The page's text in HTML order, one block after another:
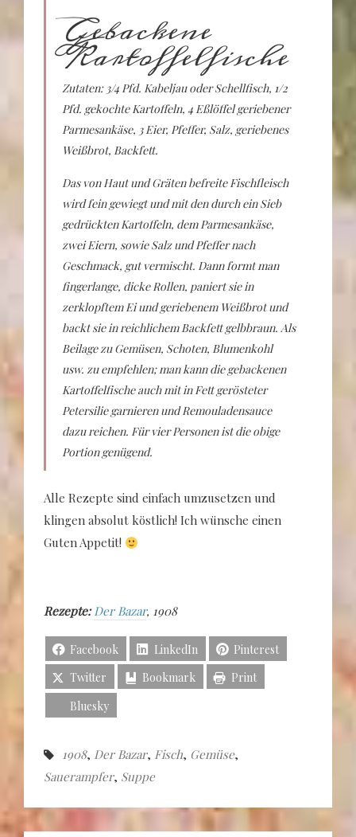
Gebackene
Kartoffelfische
Zutaten: 3/4 Pfd. Kabeljau oder Schellfisch, 1/2
Pfd. gekochte Kartoffeln, 4 Eßlöffel geriebener
Parmesankäse, 3 Eier, Pfeffer, Salz, geriebenes
Weißbrot, Backfett.
Das von Haut und Gräten befreite Fischfleisch
wird fein gewiegt und mit den durch ein Sieb
gedrückten Kartoffeln, dem Parmesankäse,
zwei Eiern, sowie Salz und Pfeffer nach
Geschmack, gut vermischt. Dann formt man
fingerlange, dicke Rollen, paniert sie in
zerklopftem Ei und geriebenem Weißbrot und
backt sie in reichlichem Backfett gelbbraun. Als
Beilage zu Gemüsen, Schoten, Blumenkohl
usw. zu empfehlen; man kann die gebackenen
Kartoffelfische auch mit in Fett gerösteter
Petersilie garnieren und Remouladensauce
dazu reichen. Für vier Personen ist die obige
Portion genügend.
Alle Rezepte sind einfach umzusetzen und
klingen absolut köstlich! Ich wünsche einen
Guten Appetit!
Rezepte: Der Bazar, 1908
Facebook LinkedIn
Pinterest
Twitter
Bookmark
Print
Bluesky
1908, Der Bazar, Fisch, Gemüse,
Sauerampfer, Suppe